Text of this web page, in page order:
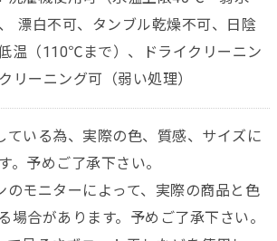
漂白不可、タンブル乾燥不可、日陰
温（110℃まで）、ドライクリーニン
リーニング可（弱い処理）
ている為、実際の色、質感、サイズに
。予めご了承下さい。
のモニターによって、実際の商品と色
場合があります。予めご了承下さい。